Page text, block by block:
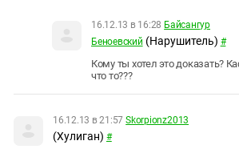
16.12.13 в 16:28 Байсангур
Беноевский (Нарушитель) #
Кому ты хотел это доказать?
что то???
16.12.13 в 21:57 Skorpionz2013
(Хулиган) #